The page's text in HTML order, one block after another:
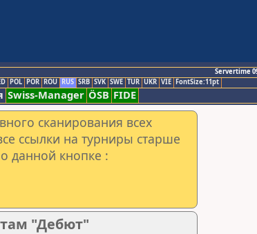
Servertime
POL POR ROU RUS SRB SVK SWE TUR UKR VIE FontSize:11pt
Swiss-Manager ÖSB FIDE
сканирования всех
ссылки на турниры старше
данной кнопке :
"Дебют"